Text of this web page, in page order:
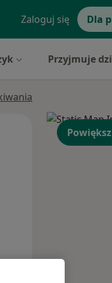
Zaloguj się Dla
Przyjmuje
Wt,